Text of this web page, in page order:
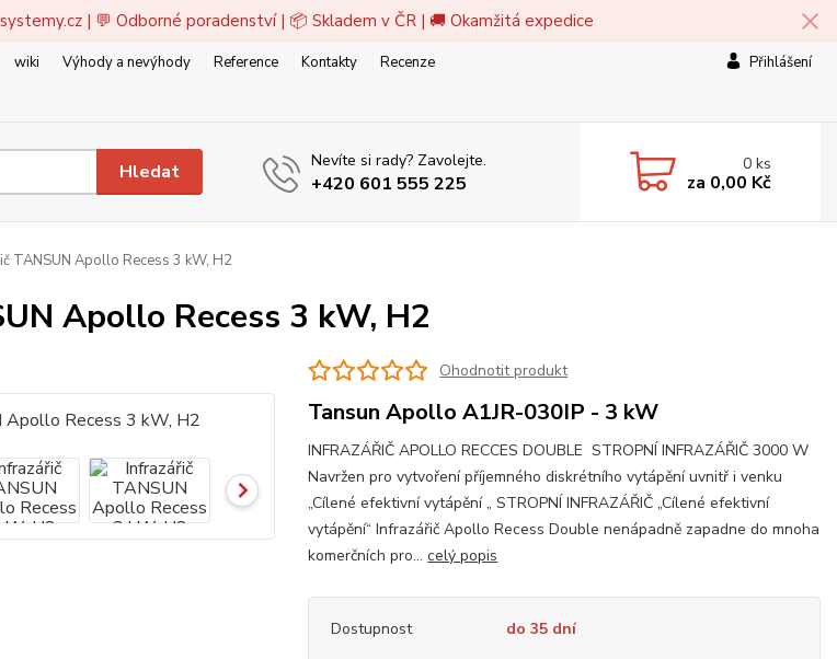
| 💬 Odborné poradenství | 📦 Skladem v ČR | 🚚 Okamžitá expedice
wiki Výhody a nevýhody Reference Kontakty
Recenze
Přihlášení
Hledat Nevíte si rady? Zavolejte.
+420 601 555 225
0 ks
za 0,00 Kč
TANSUN Apollo Recess 3 kW, H2
Apollo Recess 3 kW, H2
Ohodnotit produkt
Tansun Apollo A1JR-030IP - 3 kW
INFRAZÁŘIČ APOLLO RECCES DOUBLE STROPNÍ INFRAZÁŘIČ 3000 W
Navržen pro vytvoření příjemného diskrétního vytápění uvnitř i venku
„Cílené efektivní vytápění „ STROPNÍ INFRAZÁŘIČ „Cílené efektivní
vytápění“ Infrazářič Apollo Recess Double nenápadně zapadne do mnoha
komerčních pro...celý popis
Dostupnost do 35 dní